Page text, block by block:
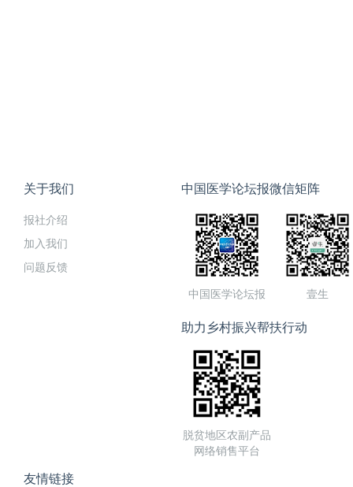
关于我们
报社介绍
加入我们
问题反馈
中国医学论坛报微信矩阵
中国医学论坛报 壹生
助力乡村振兴帮扶行动
脱贫地区农副产品
网络销售平台
友情链接